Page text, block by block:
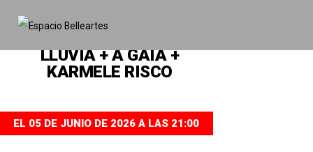
LLUVIA + A GAIA +
KARMELE RISCO
EL 05 DE JUNIO DE 2026 A LAS 21:00